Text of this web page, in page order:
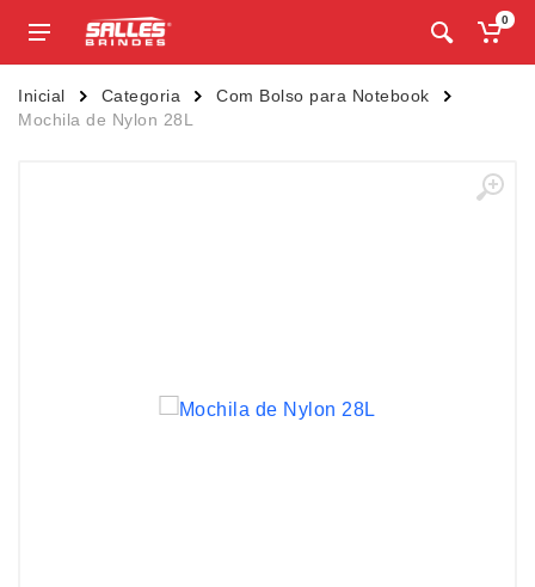
0
Inicial Categoria
Com Bolso para Notebook
Mochila de Nylon 28L